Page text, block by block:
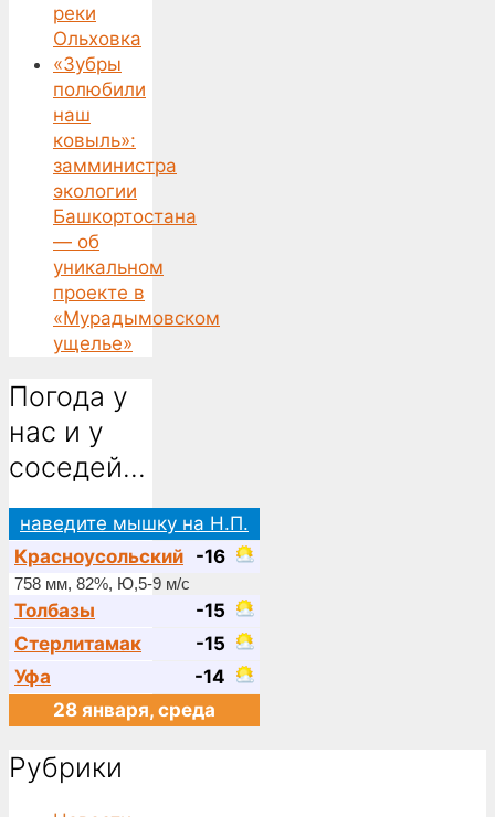
реки
Ольховка
«Зубры
полюбили
наш
ковыль»:
замминистра
экологии
Башкортостана
— об
уникальном
проекте в
«Мурадымовском
ущелье»
Погода у
нас и у
соседей…
наведите мышку на Н.П.
Красноусольский -16
758 мм, 82%, Ю,5-9 м/с
Толбазы
-15
Стерлитамак
-15
Уфа
-14
28 января, среда
Рубрики